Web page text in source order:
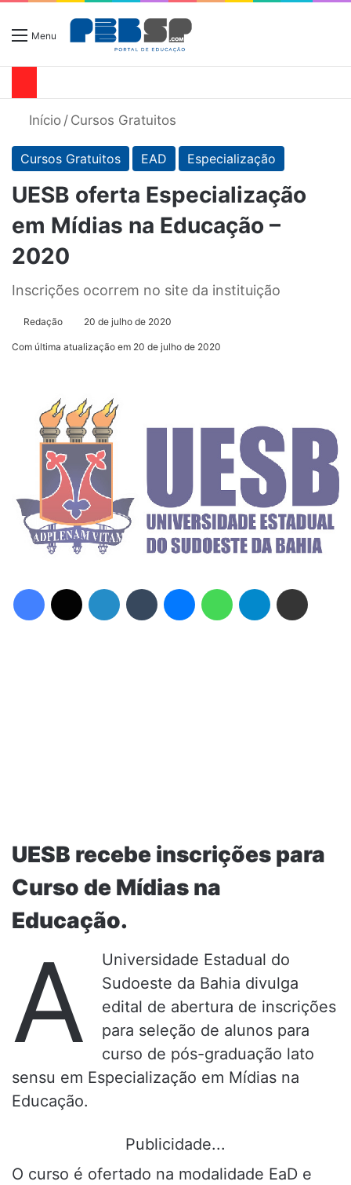
Menu
Início / Cursos Gratuitos
Cursos Gratuitos EAD Especialização
UESB oferta Especialização
em Mídias na Educação –
2020
Inscrições ocorrem no site da instituição
Redação 20 de julho de 2020
Com última atualização em 20 de julho de 2020
UESB recebe inscrições para
Curso de Mídias na
Educação.
A
Universidade Estadual do
Sudoeste da Bahia divulga
edital de abertura de inscrições
para seleção de alunos para
curso de pós-graduação lato
sensu em Especialização em Mídias na
Educação.
Publicidade...
O curso é ofertado na modalidade EaD e